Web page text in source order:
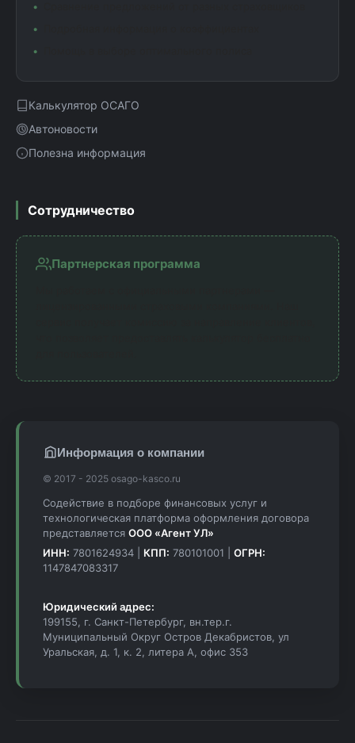
Калькулятор ОСАГО
Автоновости
Полезна информация
Сотрудничество
Партнерская программа
Информация о компании
© 2017 - 2025 osago-kasco.ru
Содействие в подборе финансовых услуг и
технологическая платформа оформления договора
представляется ООО «Агент УЛ»
ИНН: 7801624934 | КПП: 780101001 | ОГРН:
1147847083317
Юридический адрес:
199155, г. Санкт-Петербург, вн.тер.г.
Муниципальный Округ Остров Декабристов, ул
Уральская, д. 1, к. 2, литера А, офис 353